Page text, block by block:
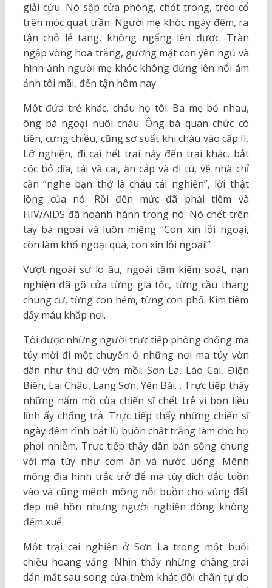
giải cứu. Nó sập cửa phòng, chốt trong, treo cổ
trên móc quạt trần. Người mẹ khóc ngày đêm, ra
tận chỗ lễ tang, không ngẩng lên được. Tràn
ngập vòng hoa trắng, gương mặt con yên ngủ và
hình ảnh người mẹ khóc không đứng lên nổi ám
ảnh tôi mãi, đến tận hôm nay.
Một đứa trẻ khác, cháu họ tôi. Ba mẹ bỏ nhau,
ông bà ngoại nuôi cháu. Ông bà quan chức có
tiền, cưng chiều, cũng sơ suất khi cháu vào cấp II.
Lỡ nghiện, đi cai hết trại này đến trại khác, bắt
cóc bỏ dĩa, tái và cai, ăn cắp và đi tù, về nhà chỉ
cần “nghe bạn thở là cháu tái nghiện”, lời thật
lòng của nó. Rồi đến mức đã phải tiêm và
HIV/AIDS đã hoành hành trong nó. Nó chết trên
tay bà ngoại và luôn miệng “Con xin lỗi ngoại,
còn làm khổ ngoại quá, con xin lỗi ngoại!”
Vượt ngoài sự lo âu, ngoài tầm kiểm soát, nạn
nghiện đã gõ cửa từng gia tộc, từng cầu thang
chung cư, từng con hẻm, từng con phố. Kim tiêm
dấy máu khắp nơi.
Tôi được những người trực tiếp phòng chống ma
túy mời đi một chuyến ở những nơi ma túy vờn
dân như thú dữ vờn mồi. Sơn La, Lào Cai, Điện
Biên, Lai Châu, Lạng Sơn, Yên Bái… Trực tiếp thấy
những nấm mồ của chiến sĩ chết trẻ vì bọn liều
lĩnh ấy chống trả. Trực tiếp thấy những chiến sĩ
ngày đêm rình bắt lũ buôn chất trắng làm cho họ
phơi nhiễm. Trực tiếp thấy dân bản sống chung
với ma túy như cơm ăn và nước uống. Mênh
mông địa hình trắc trở để ma túy dích dắc tuồn
vào và cũng mênh mông nỗi buồn cho vùng đất
đẹp mê hồn nhưng người nghiện đông không
đếm xuể.
Một trại cai nghiện ở Sơn La trong một buổi
chiều hoang vắng. Nhìn thấy những chàng trai
dán mắt sau song cửa thèm khát đôi chân tự do